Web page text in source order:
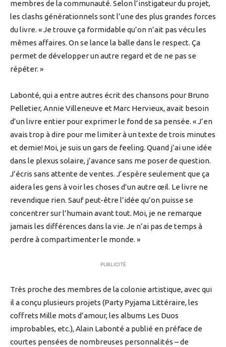
membres de la communauté. Selon l’instigateur du projet,
les clashs générationnels sont l’une des plus grandes forces
du livre. « Je trouve ça formidable qu’on n’ait pas vécu les
mêmes affaires. On se lance la balle dans le respect. Ça
permet de développer un autre regard et de ne pas se
répéter. »
Labonté, qui a entre autres écrit des chansons pour Bruno
Pelletier, Annie Villeneuve et Marc Hervieux, avait besoin
d’un livre entier pour exprimer le fond de sa pensée. « J’en
avais trop à dire pour me limiter à un texte de trois minutes
et demie! Moi, je suis un gars de feeling. Quand j’ai une idée
dans le plexus solaire, j’avance sans me poser de question.
J’écris sans attente de ventes. J’espère seulement que ça
aidera les gens à voir les choses d’un autre œil. Le livre ne
revendique rien. Sauf peut-être l’idée qu’on puisse se
concentrer sur l’humain avant tout. Moi, je ne remarque
jamais les différences dans la vie. Je n’ai pas de temps à
perdre à compartimenter le monde. »
PUBLICITÉ
Très proche des membres de la colonie artistique, avec qui
il a conçu plusieurs projets (Party Pyjama Littéraire, les
coffrets Mille mots d’amour, les albums Les Duos
improbables, etc.), Alain Labonté a publié en préface de
courtes pensées de nombreuses personnalités – de